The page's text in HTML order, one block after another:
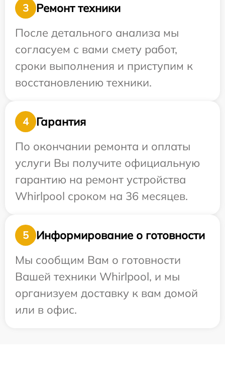
3
Ремонт техники
После детального анализа мы
согласуем с вами смету работ,
сроки выполнения и приступим к
восстановлению техники.
4
Гарантия
По окончании ремонта и оплаты
услуги Вы получите официальную
гарантию на ремонт устройства
Whirlpool сроком на 36 месяцев.
5
Информирование о готовности
Мы сообщим Вам о готовности
Вашей техники Whirlpool, и мы
организуем доставку к вам домой
или в офис.